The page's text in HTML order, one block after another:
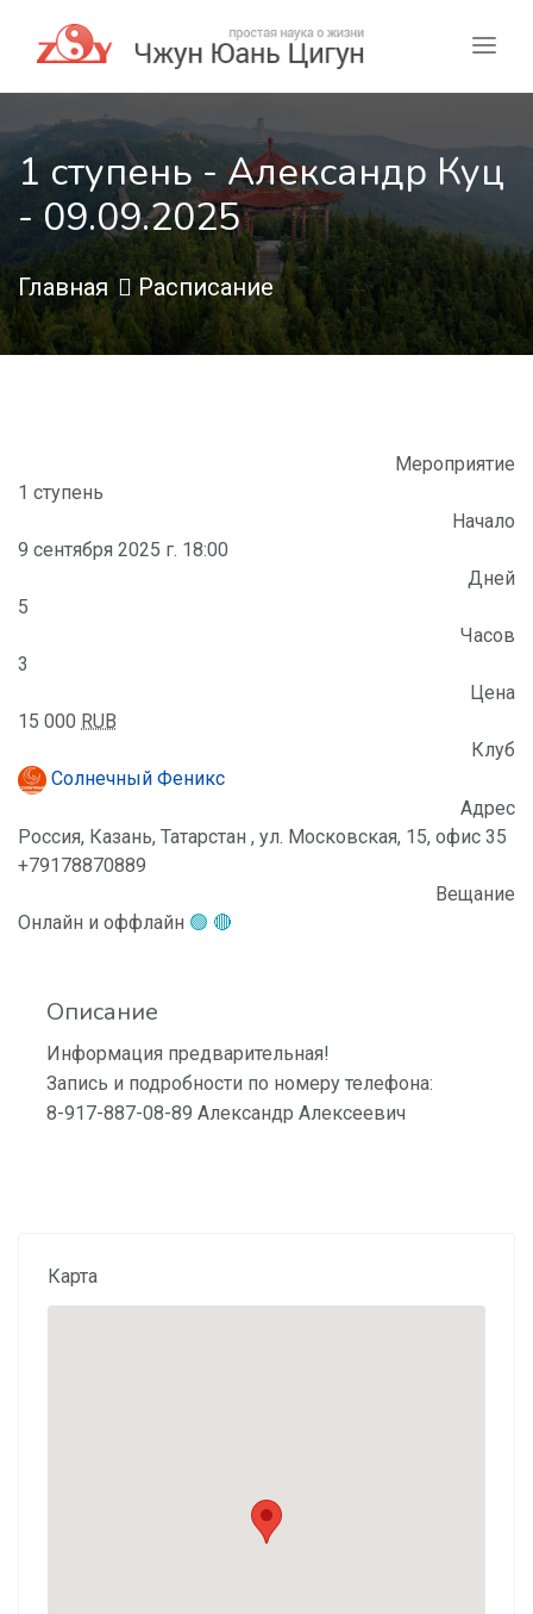
1 ступень - Александр Куц
- 09.09.2025
Главная Расписание
Мероприятие
1 ступень
Начало
9 сентября 2025 г. 18:00
Дней
5
Часов
3
Цена
15 000 RUB
Клуб
Солнечный Феникс
Адрес
Россия, Казань, Татарстан , ул. Московская, 15, офис 35
+79178870889
Вещание
Онлайн и оффлайн 🟢 🔴
Описание
Информация предварительная!
Запись и подробности по номеру телефона:
8-917-887-08-89 Александр Алексеевич
Карта